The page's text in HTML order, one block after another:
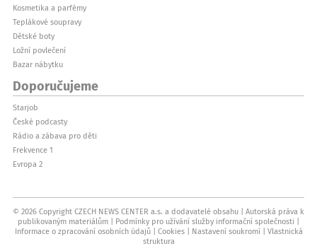
Kosmetika a parfémy
Teplákové soupravy
Dětské boty
Ložní povlečení
Bazar nábytku
Doporučujeme
Starjob
České podcasty
Rádio a zábava pro děti
Frekvence 1
Evropa 2
© 2026 Copyright CZECH NEWS CENTER a.s. a dodavatelé obsahu
Autorská práva k
publikovaným materiálům
Podmínky pro užívání služby informační společnosti
Informace o zpracování osobních údajů
Cookies Nastavení soukromí
Vlastnická
struktura